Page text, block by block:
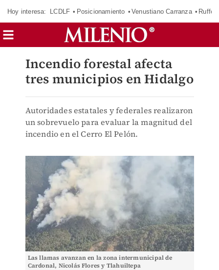
Hoy interesa: LCDLF Posicionamiento Venustiano Carranza Ruffo
Incendio forestal afecta
tres municipios en Hidalgo
Autoridades estatales y federales realizaron
un sobrevuelo para evaluar la magnitud del
incendio en el Cerro El Pelón.
Las llamas avanzan en la zona intermunicipal de
Cardonal, Nicolás Flores y Tlahuiltepa